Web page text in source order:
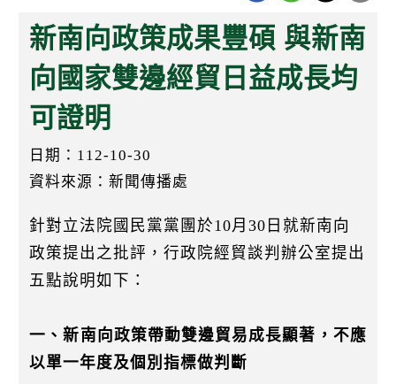
新南向政策成果豐碩 與新南
向國家雙邊經貿日益成長均
可證明
日期：112-10-30
資料來源：新聞傳播處
針對立法院國民黨黨團於10月30日就新南向
政策提出之批評，行政院經貿談判辦公室提出
五點說明如下：
一、新南向政策帶動雙邊貿易成長顯著，不應
以單一年度及個別指標做判斷